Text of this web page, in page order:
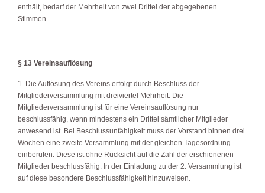
enthält, bedarf der Mehrheit von zwei Drittel der abgegebenen
Stimmen.
§ 13 Vereinsauflösung
1. Die Auflösung des Vereins erfolgt durch Beschluss der
Mitgliederversammlung mit dreiviertel Mehrheit. Die
Mitgliederversammlung ist für eine Vereinsauflösung nur
beschlussfähig, wenn mindestens ein Drittel sämtlicher Mitglieder
anwesend ist. Bei Beschlussunfähigkeit muss der Vorstand binnen drei
Wochen eine zweite Versammlung mit der gleichen Tagesordnung
einberufen. Diese ist ohne Rücksicht auf die Zahl der erschienenen
Mitglieder beschlussfähig. In der Einladung zu der 2. Versammlung ist
auf diese besondere Beschlussfähigkeit hinzuweisen.